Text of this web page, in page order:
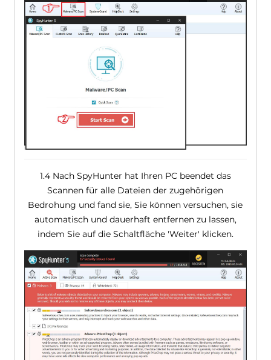
1.4 Nach SpyHunter hat Ihren PC beendet das
Scannen für alle Dateien der zugehörigen
Bedrohung und fand sie, Sie können versuchen, sie
automatisch und dauerhaft entfernen zu lassen,
indem Sie auf die Schaltfläche 'Weiter' klicken.